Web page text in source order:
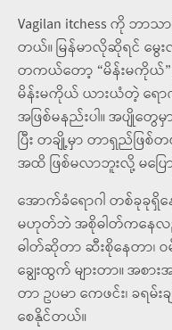
Vagilan itchess ကို ဘာသာ
တယ်။ မြန်မာလိုဆိုရင် မွေး
တကယ်တော့ “မိန်းမကိုယ်”
မိန်းမကိုယ် ယားယံတဲ့ ရောဂ
အဖြစ်မနည်းပါ။ အပျိုတွ
ပြီး တချို့မှာ တာရှည်ဖြစ်တ
အထိ ဖြစ်မလာဘူးလို့ မပြော
အောက်ခံရောဂါ တစ်ခုခုရှိ
မဟုတ်ဘဲ အစိုဓါတ်ကနေလည်
ဓါတ်ဆိုတာ ဆီးစိုနေတာ၊ ဝ
ချွေးထွက် များတာ။ အ
တာ ဥပမာ ကေဖင်း၊ ခရမ်း
စေနိုင်တယ်။